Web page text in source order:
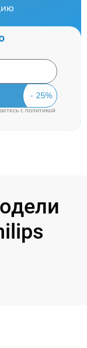
c политикой